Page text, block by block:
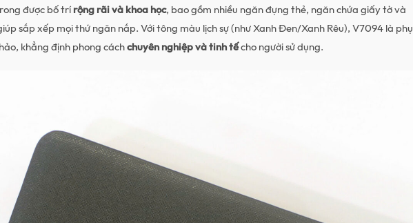
được bố trírộng rãi và khoa học, bao gồm nhiều ngăn đựng thẻ, ngăn chứa giấy tờ và
sắp xếp mọi thứ ngăn nắp. Với tông màu lịch sự (như Xanh Đen/Xanh Rêu),V7094là phụ
khẳng định phong cáchchuyên nghiệp và tinh tếcho người sử dụng.